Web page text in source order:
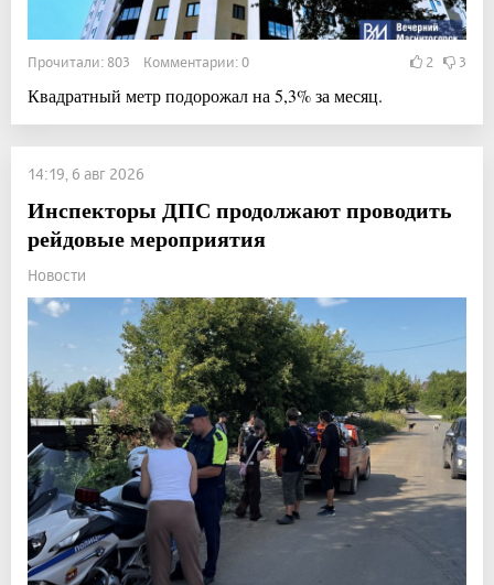
Прочитали: 803 Комментарии: 0 2 3
Квадратный метр подорожал на 5,3% за месяц.
14:19, 6 авг 2026
Инспекторы ДПС продолжают проводить
рейдовые мероприятия
Новости